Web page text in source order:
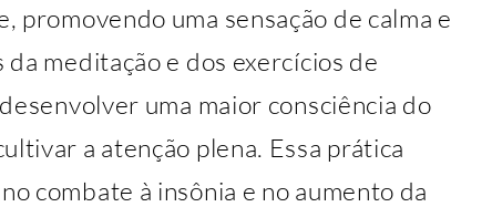
promovendo uma sensação de calma e
meditação e dos exercícios de
uma maior consciência do
a atenção plena. Essa prática
combate à insônia e no aumento da